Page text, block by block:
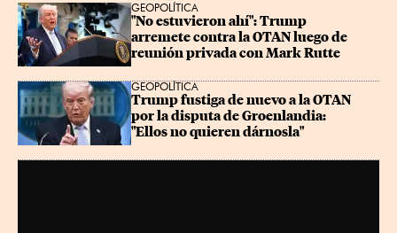
GEOPOLÍTICA
"No estuvieron ahí": Trump
arremete contra la OTAN luego de
reunión privada con Mark Rutte
GEOPOLÍTICA
Trump fustiga de nuevo a la OTAN
por la disputa de Groenlandia:
"Ellos no quieren dárnosla"